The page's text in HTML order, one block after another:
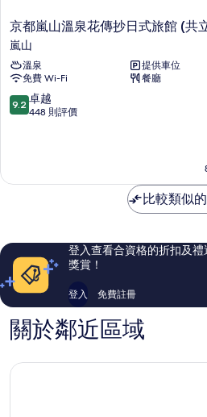
涼）
的
相
片
京
都
嵐
山
溫
泉
花
旅
度
假
村)
嵐
京都嵐山溫泉花傳抄日式旅館 (共
嵐山
溫泉
提供車位
免費 Wi-Fi
餐廳
9.2
分
分)，
則
評
篇
9.2 卓越
448 則評價
比較類似
登入查看合資格的折扣及
獎賞！
登入 免費註冊
關於鄰近區域